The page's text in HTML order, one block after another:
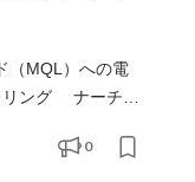
MQL）への電
0